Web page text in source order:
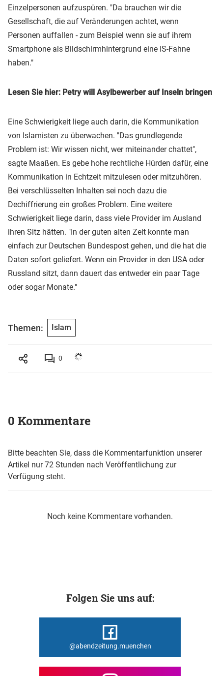
Einzelpersonen aufzuspüren. "Da brauchen wir die
Gesellschaft, die auf Veränderungen achtet, wenn
Personen auffallen - zum Beispiel wenn sie auf ihrem
Smartphone als Bildschirmhintergrund eine IS-Fahne
haben."
Lesen Sie hier: Petry will Asylbewerber auf Inseln bringen
Eine Schwierigkeit liege auch darin, die Kommunikation
von Islamisten zu überwachen. "Das grundlegende
Problem ist: Wir wissen nicht, wer miteinander chattet",
sagte Maaßen. Es gebe hohe rechtliche Hürden dafür, eine
Kommunikation in Echtzeit mitzulesen oder mitzuhören.
Bei verschlüsselten Inhalten sei noch dazu die
Dechiffrierung ein großes Problem. Eine weitere
Schwierigkeit liege darin, dass viele Provider im Ausland
ihren Sitz hätten. "In der guten alten Zeit konnte man
einfach zur Deutschen Bundespost gehen, und die hat die
Daten sofort geliefert. Wenn ein Provider in den USA oder
Russland sitzt, dann dauert das entweder ein paar Tage
oder sogar Monate."
Themen: Islam
0
0 Kommentare
Bitte beachten Sie, dass die Kommentarfunktion unserer
Artikel nur 72 Stunden nach Veröffentlichung zur
Verfügung steht.
Noch keine Kommentare vorhanden.
Folgen Sie uns auf:
@abendzeitung.muenchen